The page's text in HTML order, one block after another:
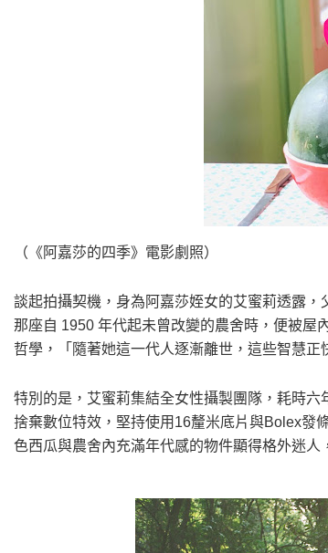
（《阿嘉莎的四季》電影劇照）
談起拍攝契機，身為阿嘉莎姪女的艾蜜莉透露
那座自 1950 年代起未曾改變的農舍時，便被屋
哲學，「隨著她這一代人逐漸離世，這些智慧正
特別的是，艾蜜莉集結全女性攝製團隊，耗時
捨棄數位特效，堅持使用16釐米底片與Bolex發
色西瓜與農舍內充滿年代感的物件顯得格外迷